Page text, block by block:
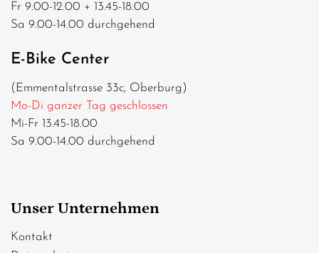
Fr 9.00-12.00 + 13.45-18.00
Sa 9.00-14.00 durchgehend
E-Bike Center
(Emmentalstrasse 33c, Oberburg)
Mo-Di ganzer Tag geschlossen
Mi-Fr 13.45-18.00
Sa 9.00-14.00 durchgehend
Unser Unternehmen
Kontakt